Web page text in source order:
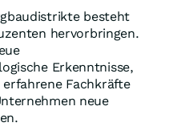
besteht
hervorbringen.
Erkenntnisse,
Fachkräfte
neue